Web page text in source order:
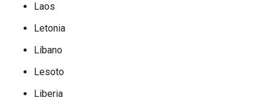
Laos
Letonia
Líbano
Lesoto
Liberia